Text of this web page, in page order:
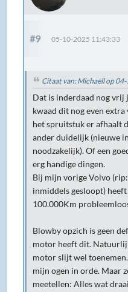
#9 05-10-2025 11:43:33
Citaat van: Michaell op
Dat is inderdaad nog vrij
kwaad dit nog even
het spruitstuk er afhaalt
ander duidelijk (nieuwe
noodzakelijk). Of een
erg handige dingen.
Bij mijn vorige Volvo
inmiddels gesloopt)
100.000Km
Blowby opzich is geen
motor heeft dit.
motor slijt wel
mijn ogen in orde. Maar
meetellen: Alles wat